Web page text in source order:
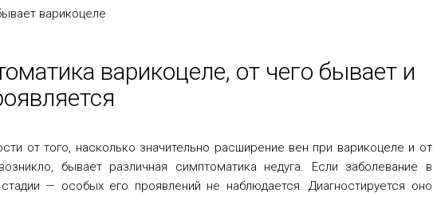
варикоцеле, от чего бывает и
от того, насколько значительно расширение вен при варикоцеле и от
бывает различная симптоматика недуга. Если заболевание в
стадии — особых его проявлений не наблюдается. Диагностируется оно